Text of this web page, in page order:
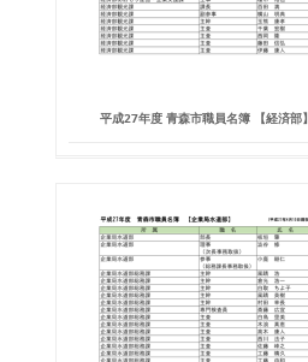
平成27年度 青森市職員名簿 【経済部】